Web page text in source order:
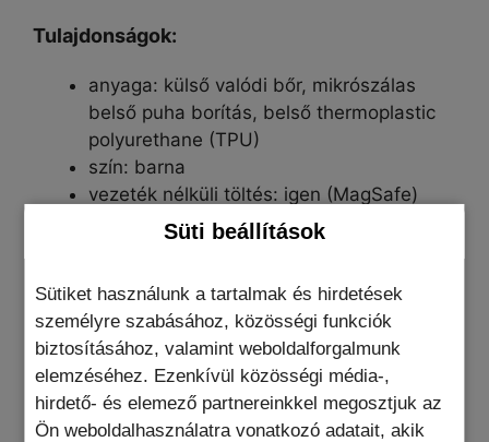
Süti beállítások
Sütiket használunk a tartalmak és hirdetések
személyre szabásához, közösségi funkciók
biztosításához, valamint weboldalforgalmunk
elemzéséhez. Ezenkívül közösségi média-,
hirdető- és elemező partnereinkkel megosztjuk az
Ön weboldalhasználatra vonatkozó adatait, akik
Tulajdonságok:
anyaga: külső valódi bőr, mikrószálas
belső puha borítás, belső thermoplastic
polyurethane (TPU)
szín: barna
vezeték nélküli töltés: igen (MagSafe)
kamera védelem: nincs, megemelt
iPhone telefontok
További információk